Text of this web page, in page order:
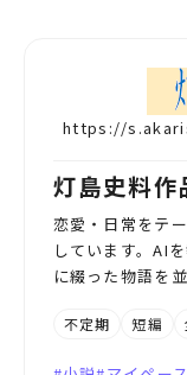
https://
灯島史料作
恋愛・日常をテ
しています。AI
に綴った物語を
不定期 短編